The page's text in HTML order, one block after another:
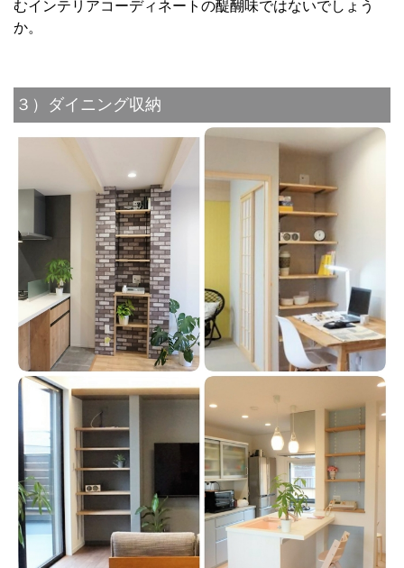
むインテリアコーディネートの醍醐味ではないでしょう
か。
３）ダイニング収納